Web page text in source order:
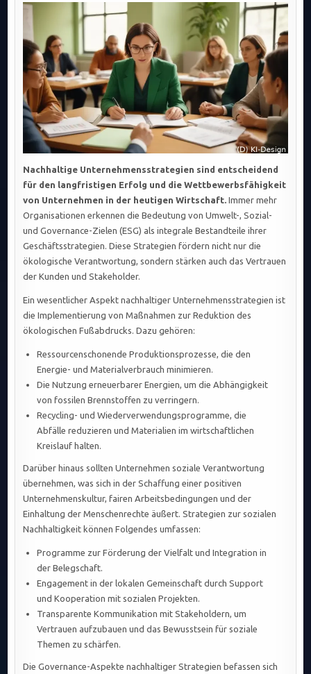
ÖKOLOGISCHE,
SOZIALE
GOVERNANCE-
ZIELE:
DER
EINFLUSS
VON
NACHHALTIGKEIT
UND
REGULIERUNG.
Nachhaltige Unternehmensstrategien sind entscheidend
für den langfristigen Erfolg und die Wettbewerbsfähigkeit
von Unternehmen in der heutigen Wirtschaft. Immer mehr
Organisationen erkennen die Bedeutung von Umwelt-, Sozial-
und Governance-Zielen (ESG) als integrale Bestandteile ihrer
Geschäftsstrategien. Diese Strategien fördern nicht nur die
ökologische Verantwortung, sondern stärken auch das Vertrauen
der Kunden und Stakeholder.
Ein wesentlicher Aspekt nachhaltiger Unternehmensstrategien ist
die Implementierung von Maßnahmen zur Reduktion des
ökologischen Fußabdrucks. Dazu gehören:
Ressourcenschonende Produktionsprozesse, die den
Energie- und Materialverbrauch minimieren.
Die Nutzung erneuerbarer Energien, um die Abhängigkeit
von fossilen Brennstoffen zu verringern.
Recycling- und Wiederverwendungsprogramme, die
Abfälle reduzieren und Materialien im wirtschaftlichen
Kreislauf halten.
Darüber hinaus sollten Unternehmen soziale Verantwortung
übernehmen, was sich in der Schaffung einer positiven
Unternehmenskultur, fairen Arbeitsbedingungen und der
Einhaltung der Menschenrechte äußert. Strategien zur sozialen
Nachhaltigkeit können Folgendes umfassen:
Programme zur Förderung der Vielfalt und Integration in
der Belegschaft.
Engagement in der lokalen Gemeinschaft durch Support
und Kooperation mit sozialen Projekten.
Transparente Kommunikation mit Stakeholdern, um
Vertrauen aufzubauen und das Bewusstsein für soziale
Themen zu schärfen.
Die Governance-Aspekte nachhaltiger Strategien befassen sich